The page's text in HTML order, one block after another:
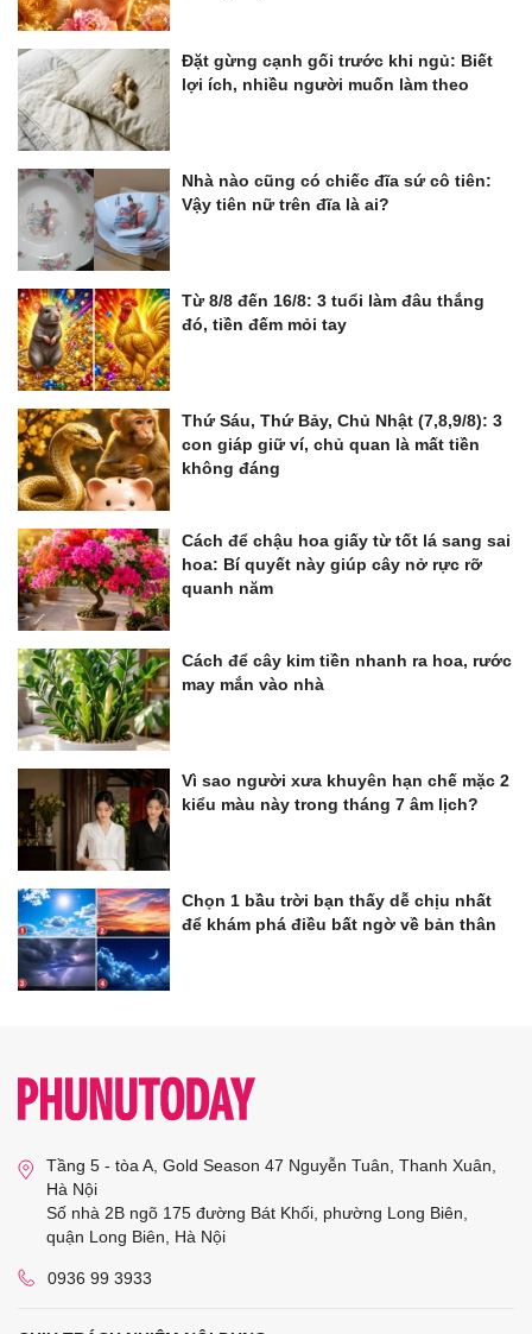
Đặt gừng cạnh gối trước khi ngủ: Biết
lợi ích, nhiều người muốn làm theo
Nhà nào cũng có chiếc đĩa sứ cô tiên:
Vậy tiên nữ trên đĩa là ai?
Từ 8/8 đến 16/8: 3 tuổi làm đâu thắng
đó, tiền đếm mỏi tay
Thứ Sáu, Thứ Bảy, Chủ Nhật (7,8,9/8): 3
con giáp giữ ví, chủ quan là mất tiền
không đáng
Cách để chậu hoa giấy từ tốt lá sang sai
hoa: Bí quyết này giúp cây nở rực rỡ
quanh năm
Cách để cây kim tiền nhanh ra hoa, rước
may mắn vào nhà
Vì sao người xưa khuyên hạn chế mặc 2
kiểu màu này trong tháng 7 âm lịch?
Chọn 1 bầu trời bạn thấy dễ chịu nhất
để khám phá điều bất ngờ về bản thân
Tầng 5 - tòa A, Gold Season 47 Nguyễn Tuân, Thanh Xuân,
Hà Nội
Số nhà 2B ngõ 175 đường Bát Khối, phường Long Biên,
quận Long Biên, Hà Nội
0936 99 3933